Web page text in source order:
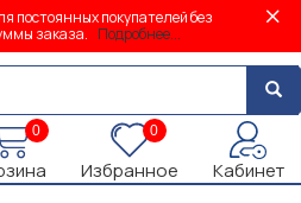
постоянных покупателей без
заказа. Подробнее...
0 0
Избранное Кабинет